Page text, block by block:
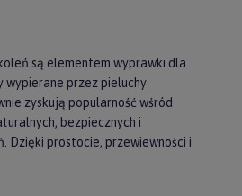
są elementem wyprawki dla
wypierane przez pieluchy
zyskują popularność wśród
bezpiecznych i
Dzięki prostocie, przewiewności i
Gwarantują też ekologiczne